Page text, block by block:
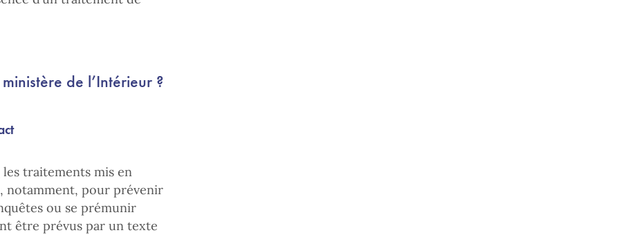
de l’Intérieur ?
traitements mis en
notamment, pour prévenir
ou se prémunir
être prévus par un texte